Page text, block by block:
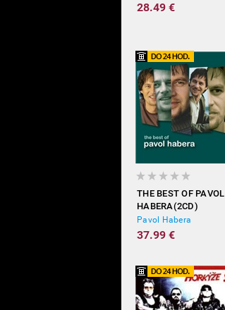
28.49 €
THE BEST OF PAVOL
HABERA(2CD)
Pavol Habera
37.99 €